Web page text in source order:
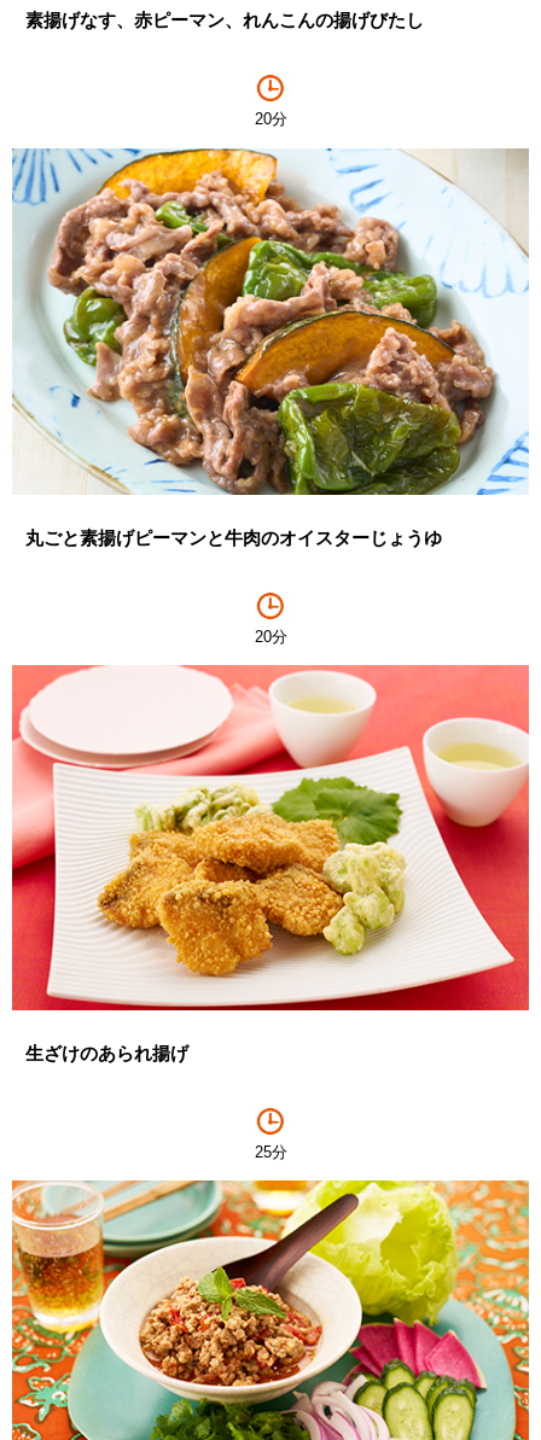
素揚げなす、赤ピーマン、れんこんの揚げびたし
20分
丸ごと素揚げピーマンと牛肉のオイスターじょうゆ
20分
生ざけのあられ揚げ
25分